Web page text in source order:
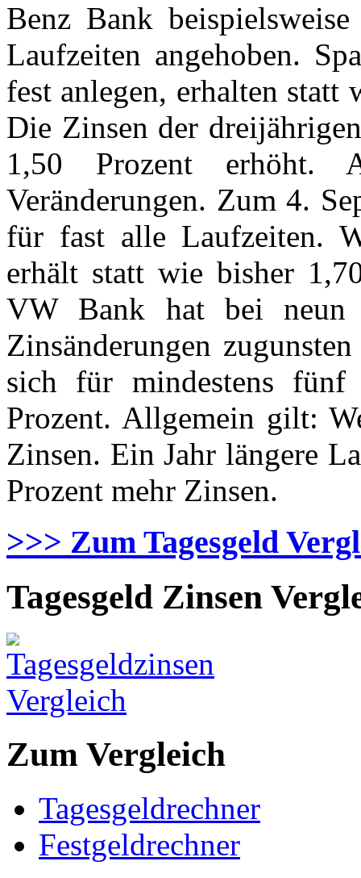
Benz Bank
Laufzeiten angehoben.
fest anlegen, erhalten
Die Zinsen der
1,50 Prozent
Veränderungen. Zum 4.
für fast alle Laufzeiten.
erhält statt wie bisher
VW Bank hat bei neun
Zinsänderungen
sich für mindestens
Prozent. Allgemein gilt:
Zinsen. Ein Jahr längere
Prozent mehr Zinsen.
>>> Zum Tagesgeld
Tagesgeld Zinsen
Zum Vergleich
Tagesgeldrechner
Festgeldrechner